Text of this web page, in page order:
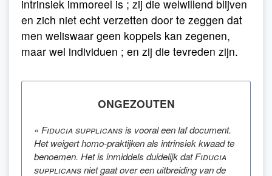
intrinsiek immoreel is ; zij die welwillend blijven
en zich niet echt verzetten door te zeggen dat
men weliswaar geen koppels kan zegenen,
maar wel individuen ; en zij die tevreden zijn.
ONGEZOUTEN
« Fiducia supplicansis vooral een laf document.
Het weigert homo-praktijken als intrinsiek kwaad te
benoemen. Het is inmiddels duidelijk datFiducia
supplicansniet gaat over een uitbreiding van de